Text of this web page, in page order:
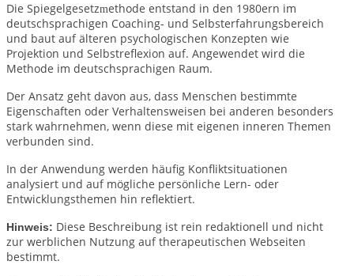
Die Spiegelgesetzmethode entstand in den 1980ern im
deutschsprachigen Coaching‑ und Selbsterfahrungsbereich
und baut aufälteren psychologischen Konzepten wie
Projektion und Selbstreflexion auf. Angewendet wird die
Methode im deutschsprachigen Raum.
Der Ansatz geht davon aus, dass Menschen bestimmte
Eigenschaften oder Verhaltensweisen bei anderen besonders
stark wahrnehmen, wenn diese mit eigenen inneren Themen
verbunden sind.
In der Anwendung werden häufig Konfliktsituationen
analysiert und auf mögliche persönliche Lern- oder
Entwicklungsthemen hin reflektiert.
Hinweis: Diese Beschreibung ist rein redaktionell und nicht
zur werblichen Nutzung auf therapeutischen Webseiten
bestimmt.